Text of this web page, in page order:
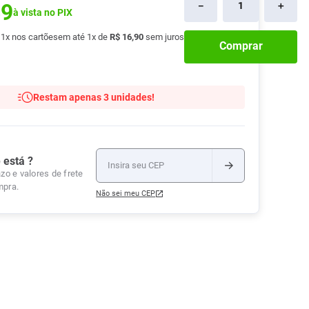
Umedecidas
Ver Tudo
Ver Tudo
Ver Tudo
Esponjas
Ver Tudo
à vista no PIX
1x nos cartõesem até 1x de R$ 16,90 sem juros
＋
－
Comprar
Restam apenas 3 unidades!
está ?
e valores de frete
Não sei meu CEP